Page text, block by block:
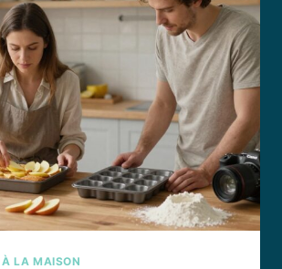
MERINGUÉE
DE
CYRIL
LIGNAC
?
LA MAISON